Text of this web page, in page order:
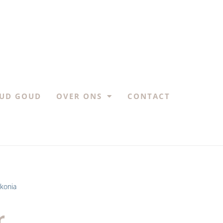
GOUD OVER ONS CONTACT